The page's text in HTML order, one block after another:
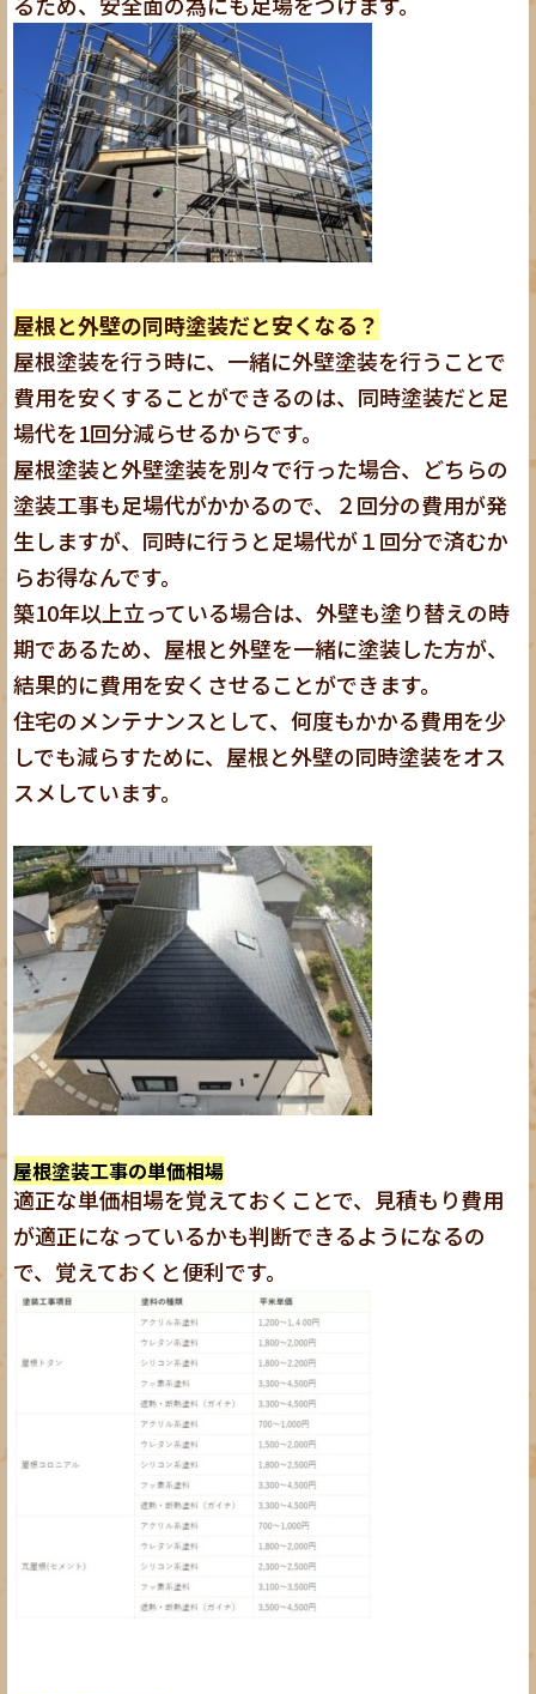
屋根と外壁の同時塗装だと安くなる？
屋根塗装を行う時に、一緒に外壁塗装を行うことで
費用を安くすることができるのは、同時塗装だと足
場代を1回分減らせるからです。
屋根塗装と外壁塗装を別々で行った場合、どちらの
塗装工事も足場代がかかるので、２回分の費用が発
生しますが、同時に行うと足場代が１回分で済むか
らお得なんです。
築10年以上立っている場合は、外壁も塗り替えの時
期であるため、屋根と外壁を一緒に塗装した方が、
結果的に費用を安くさせることができます。
住宅のメンテナンスとして、何度もかかる費用を少
しでも減らすために、屋根と外壁の同時塗装をオス
スメしています。
屋根塗装工事の単価相場
適正な単価相場を覚えておくことで、見積もり費用
が適正になっているかも判断できるようになるの
で、覚えておくと便利です。